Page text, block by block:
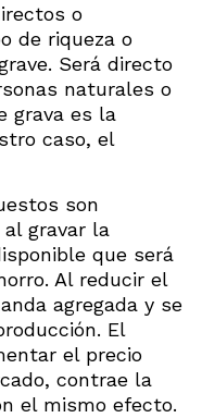
o
de riqueza o
Será directo
naturales o
grava es la
caso, el
son
gravar la
que será
Al reducir el
agregada y se
El
el precio
contrae la
el mismo efecto.